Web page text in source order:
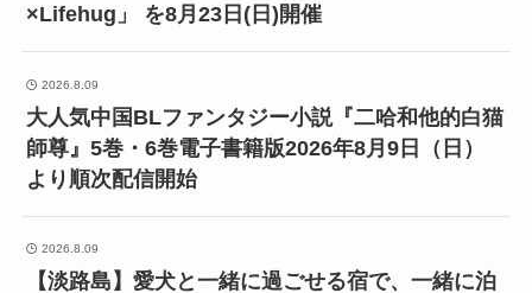
×Lifehug」 を8月23日(日)開催
2026.8.09
大人気中国BLファンタジー小説『二哈和他的白猫
師尊』5巻・6巻電子書籍版2026年8月9日（日）
より順次配信開始
2026.8.09
【淡路島】愛犬と一緒に過ごせる宿で、一緒に泊